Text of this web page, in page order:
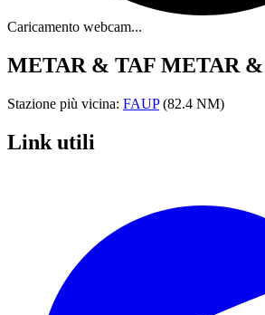
Caricamento webcam...
METAR & TAF METAR &
Stazione più vicina: FAUP(82.4 NM)
Link utili